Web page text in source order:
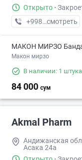
Открыто ·
+998 (90) XXX-
смотреть
МАКОН МИРЗО
Макон мирзо
В наличии: 1 штука
84 000 сум
Akmal Pharm
Андижанская
Асака 24а